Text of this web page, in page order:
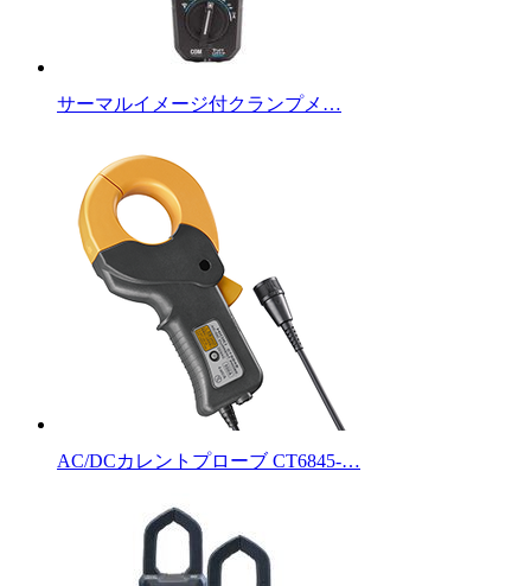
サーマルイメージ付クランプメ…
AC/DCカレントプローブ CT6845-…